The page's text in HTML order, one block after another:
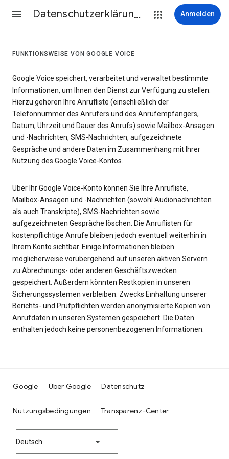
Datenschutzerklärung & Nutzungsbedingungen Anmelden
FUNKTIONSWEISE VON GOOGLE VOICE
Google Voice speichert, verarbeitet und verwaltet bestimmte
Informationen, um Ihnen den Dienst zur Verfügung zu stellen.
Hierzu gehören Ihre Anrufliste (einschließlich der
Telefonnummer des Anrufers und des Anrufempfängers,
Datum, Uhrzeit und Dauer des Anrufs) sowie Mailbox-Ansagen
und -Nachrichten, SMS-Nachrichten, aufgezeichnete
Gespräche und andere Daten im Zusammenhang mit Ihrer
Nutzung des Google Voice-Kontos.
Über Ihr Google Voice-Konto können Sie Ihre Anrufliste,
Mailbox-Ansagen und -Nachrichten (sowohl Audionachrichten
als auch Transkripte), SMS-Nachrichten sowie
aufgezeichneten Gespräche löschen. Die Anruflisten für
kostenpflichtige Anrufe bleiben jedoch eventuell weiterhin in
Ihrem Konto sichtbar. Einige Informationen bleiben
möglicherweise vorübergehend auf unseren aktiven Servern
zu Abrechnungs- oder anderen Geschäftszwecken
gespeichert. Außerdem könnten Restkopien in unseren
Sicherungssystemen verbleiben. Zwecks Einhaltung unserer
Berichts- und Prüfpflichten werden anonymisierte Kopien von
Anrufdaten in unseren Systemen gespeichert. Die Daten
enthalten jedoch keine personenbezogenen Informationen.
Google Über Google Datenschutz
Nutzungsbedingungen Transparenz-Center
Deutsch